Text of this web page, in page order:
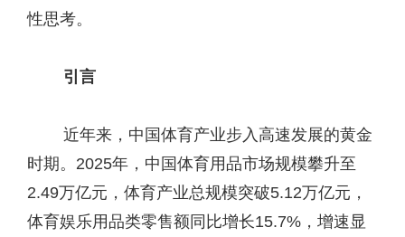
性思考。
引言
近年来，中国体育产业步入高速发展的黄金
时期。2025年，中国体育用品市场规模攀升至
2.49万亿元，体育产业总规模突破5.12万亿元，
体育娱乐用品类零售额同比增长15.7%，增速显